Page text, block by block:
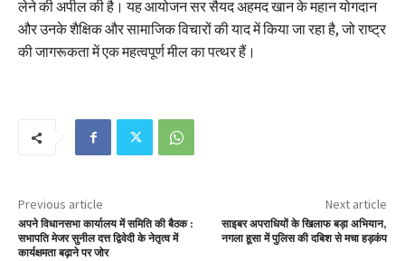
लेने की अपील की है। यह आयोजन सर सैयद अहमद खान के महान योगदान
और उनके शैक्षिक और सामाजिक विचारों की याद में किया जा रहा है, जो राष्ट्र
की जागरूकता में एक महत्वपूर्ण मील का पत्थर हैं।
Previous article
अपने विधानसभा कार्यालय में समिति की बैठक :
सभापति मेजर सुनील दत्त द्विवेदी के नेतृत्व में
कार्यक्षमता बढ़ाने पर जोर
Next article
साइबर अपराधियों के खिलाफ बड़ा अभियान,
नगला हूसा में पुलिस की दबिश से मचा हड़कंप